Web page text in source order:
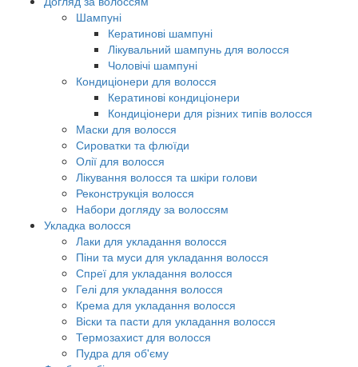
Шампуні
Кератинові шампуні
Лікувальний шампунь для волосся
Чоловічі шампуні
Кондиціонери для волосся
Кератинові кондиціонери
Кондиціонери для різних типів волосся
Маски для волосся
Сироватки та флюїди
Олії для волосся
Лікування волосся та шкіри голови
Реконструкція волосся
Набори догляду за волоссям
Укладка волосся
Лаки для укладання волосся
Піни та муси для укладання волосся
Спреї для укладання волосся
Гелі для укладання волосся
Крема для укладання волосся
Віски та пасти для укладання волосся
Термозахист для волосся
Пудра для об'єму